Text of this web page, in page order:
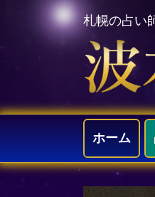
札幌の占い
ホーム